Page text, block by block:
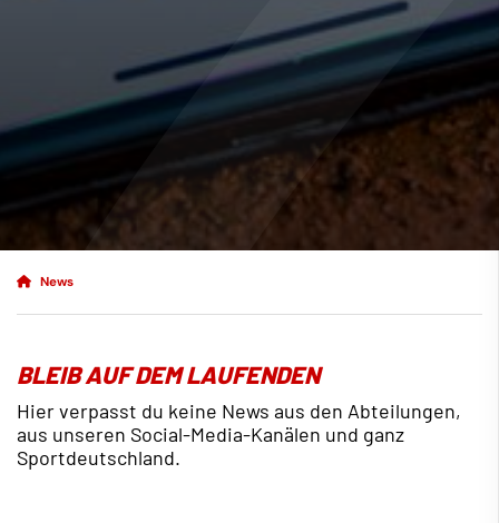
News
BLEIB AUF DEM LAUFENDEN
Hier verpasst du keine News aus den Abteilungen,
aus unseren Social-Media-Kanälen und ganz
Sportdeutschland.